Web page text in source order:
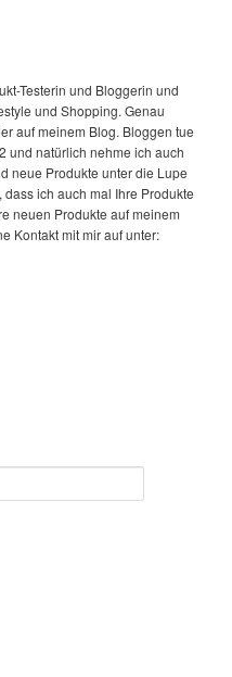
Testerin und Bloggerin und
und Shopping. Genau
auf meinem Blog. Bloggen tue
und natürlich nehme ich auch
neue Produkte unter die Lupe
ich auch mal Ihre Produkte
neuen Produkte auf meinem
Kontakt mit mir auf unter: